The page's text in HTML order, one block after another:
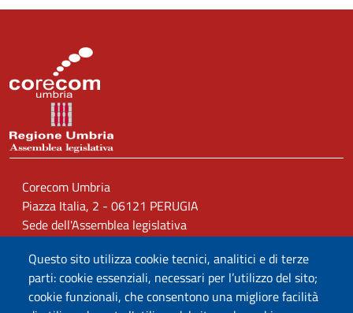
Questo sito utilizza cookie tecnici, analitici e di terze
parti: cookie essenziali, necessari per l’utilizzo del sito;
cookie funzionali, che consentono una migliore facilità
Corecom Umbria
Piazza Italia, 2 - 06121 PERUGIA
Sede dell'Assemblea legislativa
Caselle PEC
corecom.umbria.contenzioso@arubapec.it
cons.reg.umbria@arubapec.it